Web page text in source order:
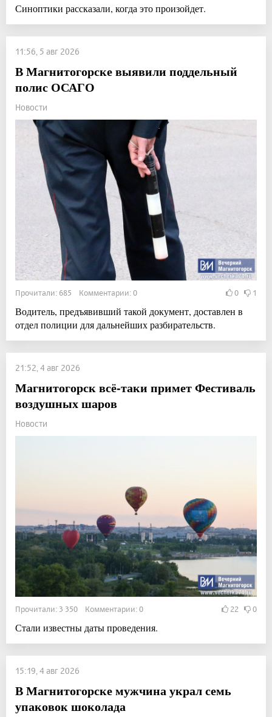
Синоптики рассказали, когда это произойдет.
11:56, 5 авг 2026
В Магнитогорске выявили поддельный
полис ОСАГО
Новости
Прочитали: 685 Комментарии: 0 0 1
Водитель, предъявивший такой документ, доставлен в
отдел полиции для дальнейших разбирательств.
21:52, 4 авг 2026
Магнитогорск всё-таки примет Фестиваль
воздушных шаров
Новости
Прочитали: 3 350 Комментарии: 0 22 0
Стали известны даты проведения.
15:19, 4 авг 2026
В Магнитогорске мужчина украл семь
упаковок шоколада